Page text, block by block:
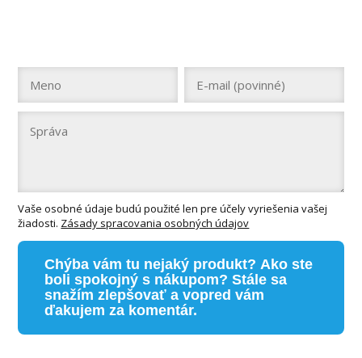
Vaše osobné údaje budú použité len pre účely vyriešenia vašej
žiadosti. Zásady spracovania osobných údajov
Chýba vám tu nejaký produkt? Ako ste
boli spokojný s nákupom? Stále sa
snažím zlepšovať a vopred vám
ďakujem za komentár.